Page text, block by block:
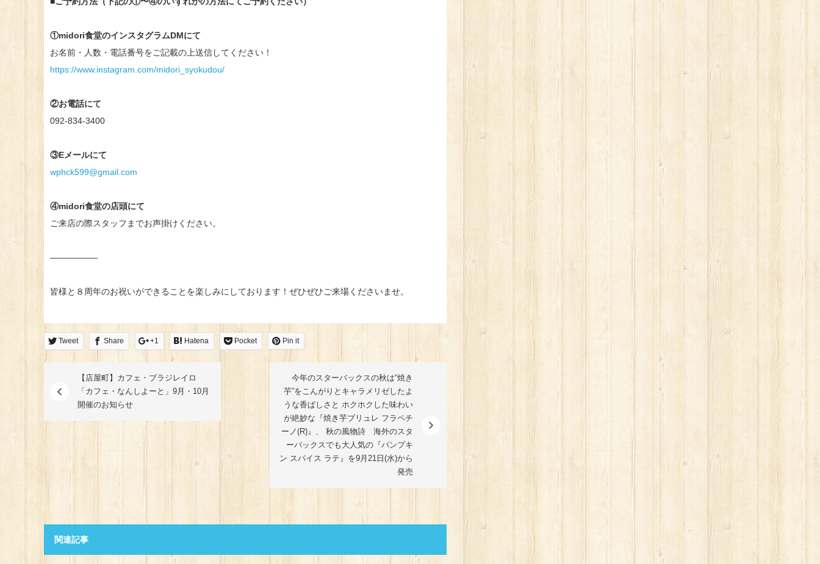
①midori食堂のインスタグラムDMにて
お名前・人数・電話番号をご記載の上送信してください！
https://www.instagram.com/midori_syokudou/
②お電話にて
092-834-3400
③Eメールにて
wphck599@gmail.com
④midori食堂の店頭にて
ご来店の際スタッフまでお声掛けください。
—————–
皆様と８周年のお祝いができることを楽しみにしております！ぜひぜひご来場くださいませ。
Tweet Share +1 Hatena Pocket Pin it
【店屋町】カフェ・ブラジレイロ
「カフェ・なんしよーと」9月・10月
開催のお知らせ
今年のスターバックスの秋は“焼き
芋”をこんがりとキャラメリゼしたよ
うな香ばしさと ホクホクした味わい
が絶妙な『焼き芋ブリュレ フラペチ
ーノ(R)』、 秋の風物詩 海外のスタ
ーバックスでも大人気の『パンプキ
ン スパイス ラテ』を9月21日(水)から
発売
関連記事